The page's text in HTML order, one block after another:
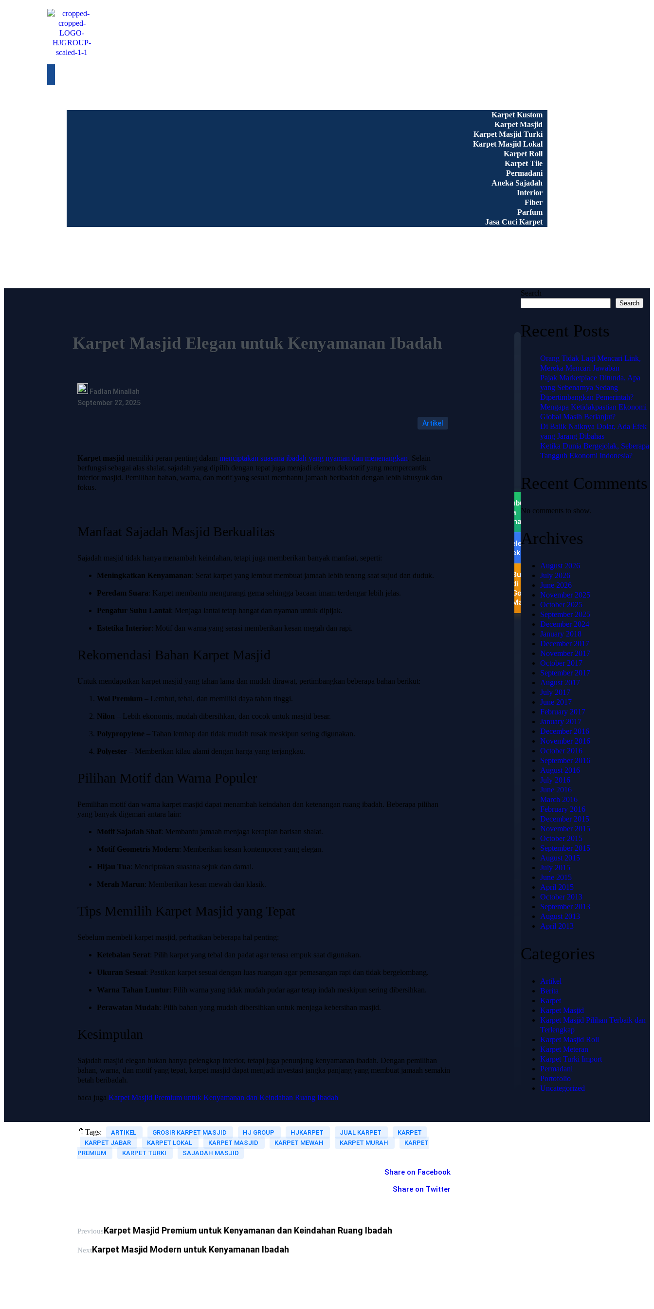
Karpet Kustom
Karpet Masjid
Karpet Masjid Turki
Karpet Masjid Lokal
Karpet Roll
Karpet Tile
Permadani
Aneka Sajadah
Interior
Fiber
Parfum
Jasa Cuci Karpet
Karpet Masjid Elegan untuk Kenyamanan Ibadah
Fadlan Minallah
September 22, 2025
Artikel
Karpet masjid memiliki peran penting dalammenciptakan suasana ibadah yang nyaman dan menenangkan. Selain
berfungsi sebagai alas shalat, sajadah yang dipilih dengan tepat juga menjadi elemen dekoratif yang mempercantik
interior masjid. Pemilihan bahan, warna, dan motif yang sesuai membantu jamaah beribadah dengan lebih khusyuk dan
fokus.
Manfaat Sajadah Masjid Berkualitas
Sajadah masjid tidak hanya menambah keindahan, tetapi juga memberikan banyak manfaat, seperti:
Meningkatkan Kenyamanan: Serat karpet yang lembut membuat jamaah lebih tenang saat sujud dan duduk.
Peredam Suara: Karpet membantu mengurangi gema sehingga bacaan imam terdengar lebih jelas.
Pengatur Suhu Lantai: Menjaga lantai tetap hangat dan nyaman untuk dipijak.
Estetika Interior: Motif dan warna yang serasi memberikan kesan megah dan rapi.
Rekomendasi Bahan Karpet Masjid
Untuk mendapatkan karpet masjid yang tahan lama dan mudah dirawat, pertimbangkan beberapa bahan berikut:
Wol Premium – Lembut, tebal, dan memiliki daya tahan tinggi.
Nilon – Lebih ekonomis, mudah dibersihkan, dan cocok untuk masjid besar.
Polypropylene – Tahan lembap dan tidak mudah rusak meskipun sering digunakan.
Polyester – Memberikan kilau alami dengan harga yang terjangkau.
Pilihan Motif dan Warna Populer
Pemilihan motif dan warna karpet masjid dapat menambah keindahan dan ketenangan ruang ibadah. Beberapa pilihan
yang banyak digemari antara lain:
Motif Sajadah Shaf: Membantu jamaah menjaga kerapian barisan shalat.
Motif Geometris Modern: Memberikan kesan kontemporer yang elegan.
Hijau Tua: Menciptakan suasana sejuk dan damai.
Merah Marun: Memberikan kesan mewah dan klasik.
Tips Memilih Karpet Masjid yang Tepat
Sebelum membeli karpet masjid, perhatikan beberapa hal penting:
Ketebalan Serat: Pilih karpet yang tebal dan padat agar terasa empuk saat digunakan.
Ukuran Sesuai: Pastikan karpet sesuai dengan luas ruangan agar pemasangan rapi dan tidak bergelombang.
Warna Tahan Luntur: Pilih warna yang tidak mudah pudar agar tetap indah meskipun sering dibersihkan.
Perawatan Mudah: Pilih bahan yang mudah dibersihkan untuk menjaga kebersihan masjid.
Kesimpulan
Sajadah masjid elegan bukan hanya pelengkap interior, tetapi juga penunjang kenyamanan ibadah. Dengan pemilihan
bahan, warna, dan motif yang tepat, karpet masjid dapat menjadi investasi jangka panjang yang membuat jamaah semakin
betah beribadah.
baca jugaKarpet Masjid Premium untuk Kenyamanan dan Keindahan Ruang Ibadah
🔖Tags: ARTIKEL GROSIR KARPET MASJID HJ GROUP HJKARPET JUAL KARPET
KARPET
KARPET JABAR
KARPET LOKAL KARPET MASJID KARPET MEWAH KARPET MURAH
KARPET
PREMIUM
KARPET TURKI SAJADAH MASJID
Share on Facebook
Share on Twitter
PreviousKarpet Masjid Premium untuk Kenyamanan dan Keindahan Ruang Ibadah
NextKarpet Masjid Modern untuk Kenyamanan Ibadah
Search
Search
Recent Posts
Orang Tidak Lagi Mencari Link,
Mereka Mencari Jawaban
Pajak Marketplace Ditunda, Apa
yang Sebenarnya Sedang
Dipertimbangkan Pemerintah?
Mengapa Ketidakpastian Ekonomi
Global Masih Berlanjut?
Di Balik Naiknya Dolar, Ada Efek
yang Jarang Dibahas
Ketika Dunia Bergejolak, Seberapa
Tangguh Ekonomi Indonesia?
Recent Comments
No comments to show.
Archives
August 2026
July 2026
June 2026
November 2025
October 2025
September 2025
December 2024
January 2018
December 2017
November 2017
October 2017
September 2017
August 2017
July 2017
June 2017
February 2017
January 2017
December 2016
November 2016
October 2016
September 2016
August 2016
July 2016
June 2016
March 2016
February 2016
December 2015
November 2015
October 2015
September 2015
August 2015
July 2015
June 2015
April 2015
October 2013
September 2013
August 2013
April 2013
Categories
Artikel
Berita
Karpet
Karpet Masjid
Karpet Masjid Pilihan Terbaik dan
Terlengkap
Karpet Masjid Roll
Karpet Meteran
Karpet Turki Import
Permadani
Portofolio
Uncategorized
🗺️
Lokasi
HJ
KARPET
PUSAT
Pondok
Ungu
Permai
Hubungi
via
WhatsApp
Telepon
Sekarang
Buka
di
Google
Maps
Tentang
HJ
KARPET
HJ KARPET
adalah penyedia
karpet terpercaya
di Indonesia
yang telah
berpengalaman
menangani
ribuan proyek —
mulai dari
masjid,
perkantoran,
hotel, gedung
pertemuan,
hingga rumah
pribadi. Kami
hadir untuk
memberikan
solusi karpet
terbaik,
berkualitas
tinggi, dan sesuai
dengan
© 2025
HJKARPET
- All
Rights
Reserved